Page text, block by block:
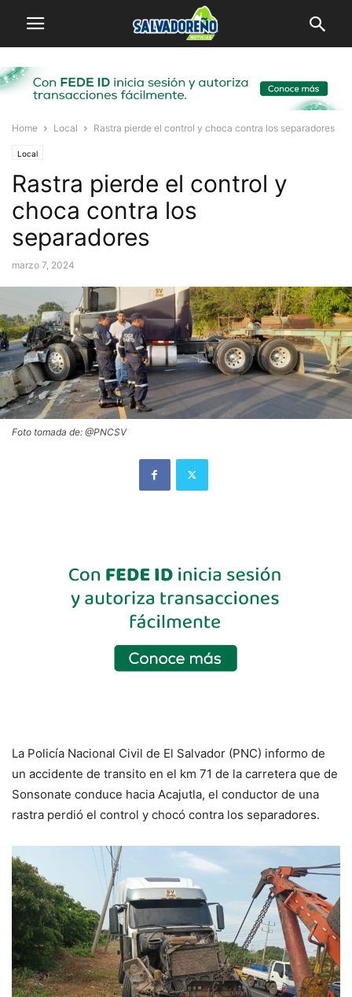
Home Local Rastra pierde el control y choca contra los separadores
Local
Rastra pierde el control y
choca contra los
separadores
marzo 7, 2024
Foto tomada de: @PNCSV
La Policía Nacional Civil de El Salvador (PNC) informo de
un accidente de transito en el km 71 de la carretera que de
Sonsonate conduce hacia Acajutla, el conductor de una
rastra perdió el control y chocó contra los separadores.